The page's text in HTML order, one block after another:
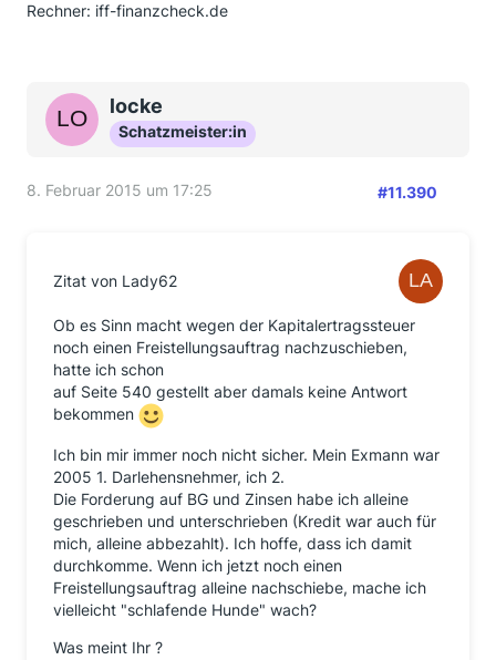
Rechner: iff-finanzcheck.de
locke
Schatzmeister:in
8. Februar 2015 um 17:25 #11.390
Zitat von Lady62
Ob es Sinn macht wegen der Kapitalertragssteuer
noch einen Freistellungsauftrag nachzuschieben,
hatte ich schon
auf Seite 540 gestellt aber damals keine Antwort
bekommen
Ich bin mir immer noch nicht sicher. Mein Exmann war
2005 1. Darlehensnehmer, ich 2.
Die Forderung auf BG und Zinsen habe ich alleine
geschrieben und unterschrieben (Kredit war auch für
mich, alleine abbezahlt). Ich hoffe, dass ich damit
durchkomme. Wenn ich jetzt noch einen
Freistellungsauftrag alleine nachschiebe, mache ich
vielleicht "schlafende Hunde" wach?
Was meint Ihr ?